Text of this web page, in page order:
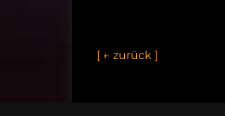
[ ← zurück ]